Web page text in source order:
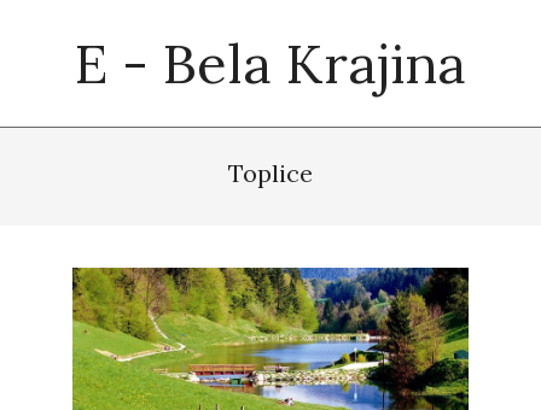
E - Bela Krajina
Toplice